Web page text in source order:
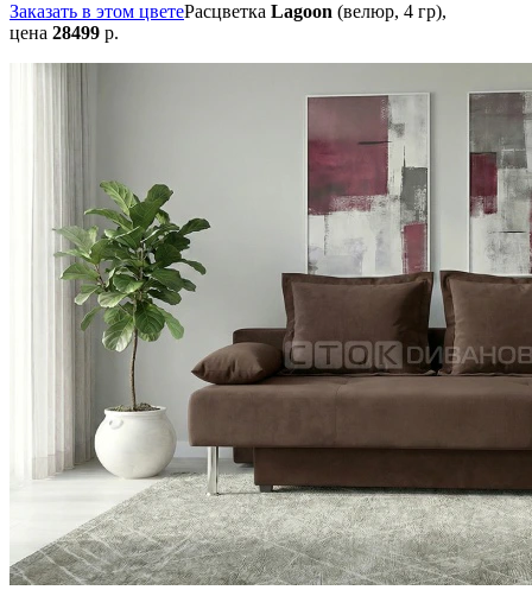
Заказать в этом цветеРасцветка Lagoon (велюр, 4 гр),
цена 28499 р.